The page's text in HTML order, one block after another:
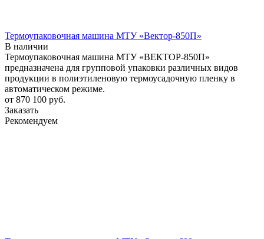
Термоупаковочная машина МТУ «Вектор-850П»
В наличии
Термоупаковочная машина МТУ «ВЕКТОР-850П»
предназначена для групповой упаковки различных видов
продукции в полиэтиленовую термоусадочную пленку в
автоматическом режиме.
от 870 100 руб.
Заказать
Рекомендуем